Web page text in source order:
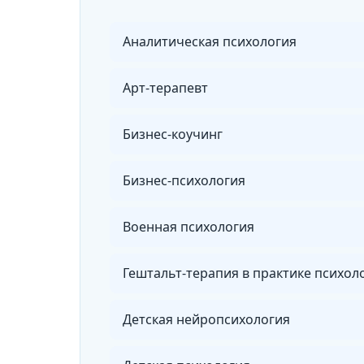
Аналитическая психология
Арт-терапевт
Бизнес-коучинг
Бизнес-психология
Военная психология
Гештальт-терапия в практике
Детская нейропсихология